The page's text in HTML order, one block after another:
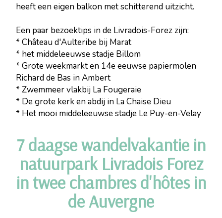
heeft een eigen balkon met schitterend uitzicht.
Een paar bezoektips in de Livradois-Forez zijn:
* Château d'Aulteribe bij Marat
* het middeleeuwse stadje Billom
* Grote weekmarkt en 14e eeuwse papiermolen
Richard de Bas in Ambert
* Zwemmeer vlakbij La Fougeraie
* De grote kerk en abdij in La Chaise Dieu
* Het mooi middeleeuwse stadje Le Puy-en-Velay
7 daagse wandelvakantie in
natuurpark Livradois Forez
in twee chambres d'hôtes in
de Auvergne